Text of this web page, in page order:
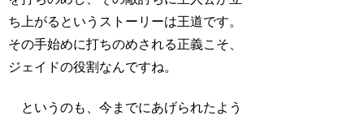
ち上がるというストーリーは王道です。
その手始めに打ちのめされる正義こそ、
ジェイドの役割なんですね。
というのも、今までにあげられたよう